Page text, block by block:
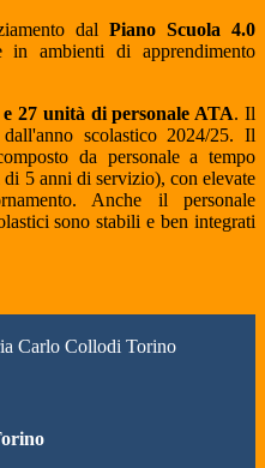
dal Piano Scuola 4.0
ambienti di apprendimento
e 27 unità di personale ATA. Il
scolastico 2024/25. Il
da personale a tempo
5 anni di servizio), con elevate
Anche il personale
sono stabili e ben integrati
Carlo Collodi Torino